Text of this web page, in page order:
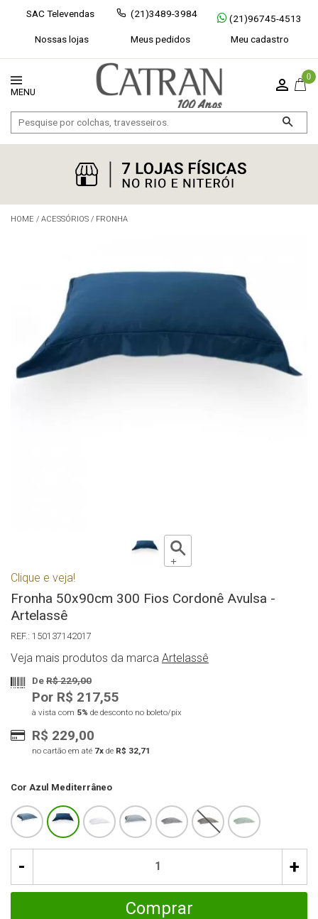
SAC Televendas (21)3489-3984
(21)96745-4513
Nossas lojas
Meus pedidos Meu cadastro
0
HOME / ACESSÓRIOS / FRONHA
Clique e veja!
Fronha 50x90cm 300 Fios Cordonê Avulsa -
Artelassê
150137142017
Veja mais produtos da marca Artelassê
DeR$ 229,00
Por R$ 217,55
à vista com 5% de desconto no boleto/pix
R$ 229,00
no cartão em até 7x de R$ 32,71
Cor Azul Mediterrâneo
- +
Comprar